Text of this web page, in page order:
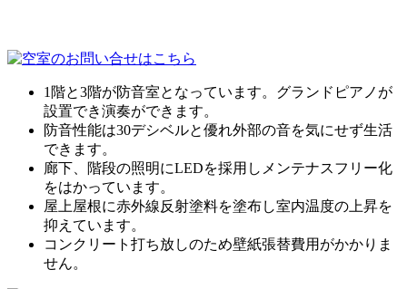
1階と3階が防音室となっています。グランドピアノが
設置でき演奏ができます。
防音性能は30デシベルと優れ外部の音を気にせず生活
できます。
廊下、階段の照明にLEDを採用しメンテナスフリー化
をはかっています。
屋上屋根に赤外線反射塗料を塗布し室内温度の上昇を
抑えています。
コンクリート打ち放しのため壁紙張替費用がかかりま
せん。